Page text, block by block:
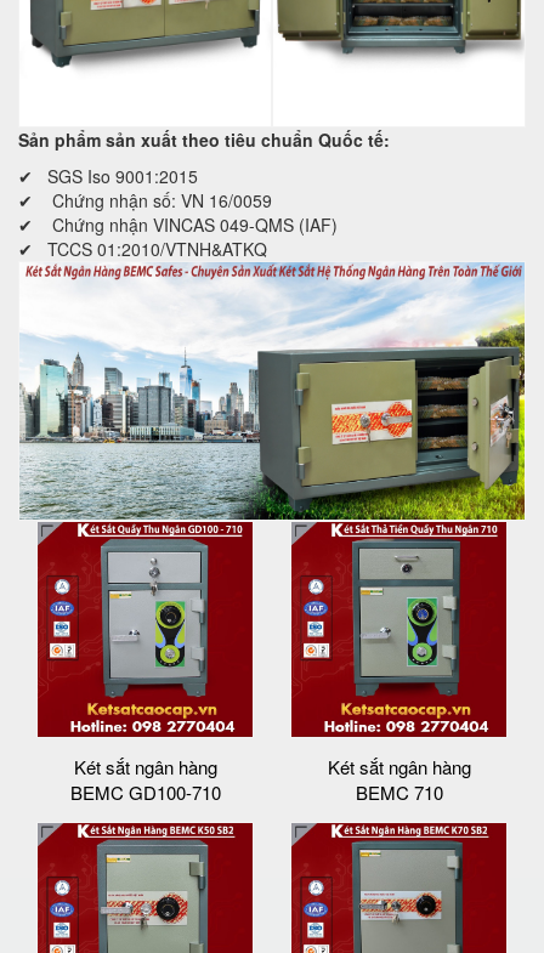
Sản phẩm sản xuất theo tiêu chuẩn Quốc tế:
✔ SGS Iso 9001:2015
✔ Chứng nhận số: VN 16/0059
✔ Chứng nhận VINCAS 049-QMS (IAF)
✔ TCCS 01:2010/VTNH&ATKQ
Két sắt ngân hàng
BEMC GD100-710
Két sắt ngân hàng
BEMC 710